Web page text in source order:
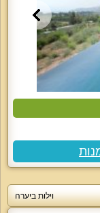
וילות ביערה